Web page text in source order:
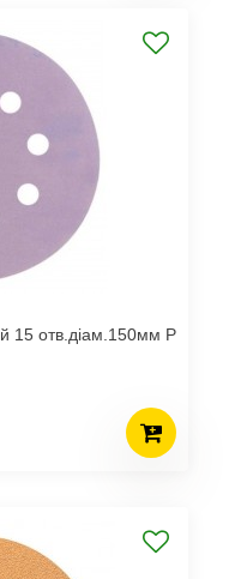
15 отв.діам.150мм Р